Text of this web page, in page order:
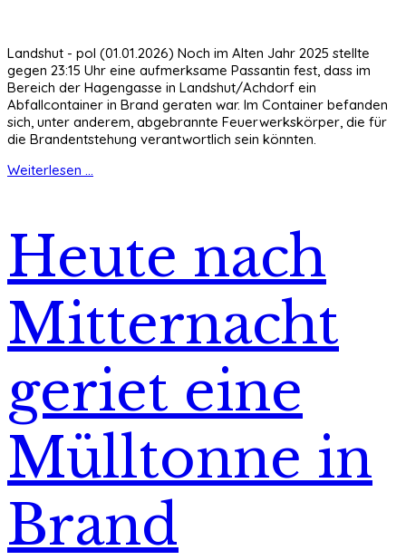
Landshut - pol (01.01.2026) Noch im Alten Jahr 2025 stellte
gegen 23:15 Uhr eine aufmerksame Passantin fest, dass im
Bereich der Hagengasse in Landshut/Achdorf ein
Abfallcontainer in Brand geraten war. Im Container befanden
sich, unter anderem, abgebrannte Feuerwerkskörper, die für
die Brandentstehung verantwortlich sein könnten.
Weiterlesen ...
Heute nach
Mitternacht
geriet eine
Mülltonne in
Brand